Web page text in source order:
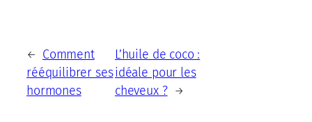
←
Comment
rééquilibrer ses
hormones
L’huile de coco :
idéale pour les
cheveux ?
→